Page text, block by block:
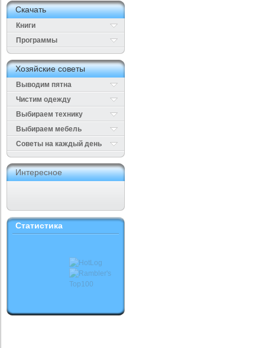
Cкачать
Книги
Программы
Хозяйские советы
Выводим пятна
Чистим одежду
Выбираем технику
Выбираем мебель
Cоветы на каждый день
Интересное
Статистика